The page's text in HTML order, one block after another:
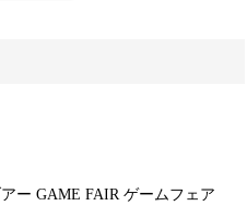
ー GAME FAIR ゲームフェア